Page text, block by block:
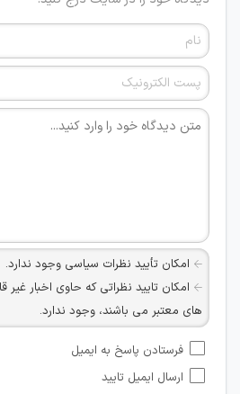
امکان تأیید نظرات سیاسی وجود ندارد.
امکان تایید نظراتی که حاوی اخبار غیر
های معتبر می باشند، وجود ندارد.
شبکه های مجازی ارتباطی می باشند وجود
امکان تأیید نظرات کاربرانی که به هر
فرستادن پاسخ به ایمیل
ارسال ایمیل تایید